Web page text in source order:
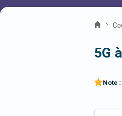
5G
Note :